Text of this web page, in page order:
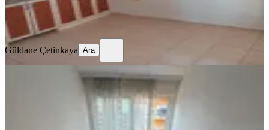
Güldane Çetinkaya
Güldane Çetinkaya Ara
Kepezde Ekpa Sitesin De Eşyalı 1+1
Kiralık Daire
Kepez, Güneş Mahallesi